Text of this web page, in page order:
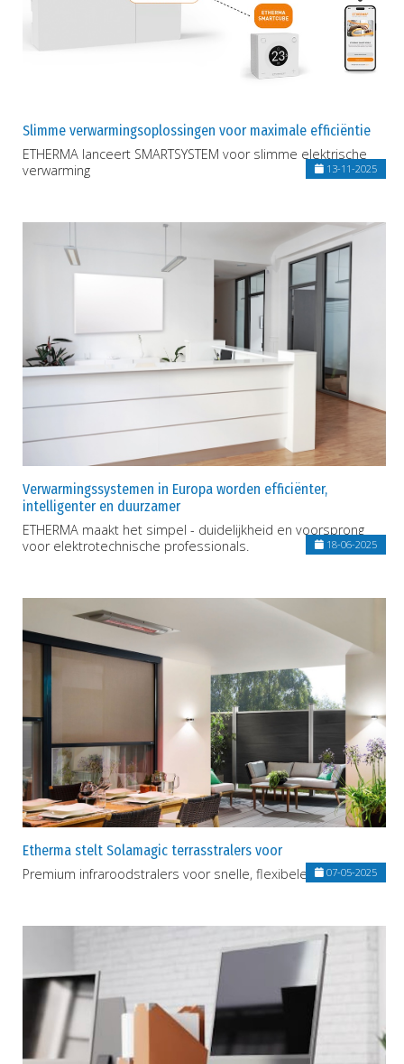
Slimme verwarmingsoplossingen voor maximale efficiëntie
ETHERMA lanceert SMARTSYSTEM voor slimme elektrische
verwarming
13-11-2025
Verwarmingssystemen in Europa worden efficiënter,
intelligenter en duurzamer
ETHERMA maakt het simpel - duidelijkheid en voorsprong
voor elektrotechnische professionals.
18-06-2025
Etherma stelt Solamagic terrasstralers voor
Premium infraroodstralers voor snelle, flexibele warmte
07-05-2025